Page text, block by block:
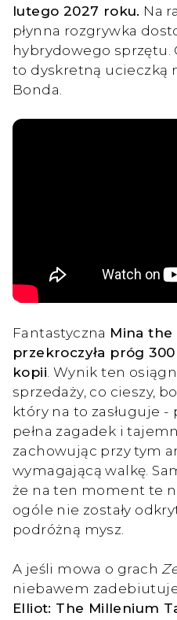
lutego 2027 roku. Na
płynna rozgrywka
hybrydowego sprzętu.
to dyskretną ucieczką
Bonda.
Fantastyczna Mina
przekroczyła próg
kopii . Wynik ten
sprzedaży, co cieszy,
który na to zasługuje -
pełna zagadek i
zachowując przy tym
wymagającą walkę.
że na ten moment te
ogóle nie zostały
podróżną mysz.
A jeśli mowa o grach
niebawem
Elliot: The Millenium